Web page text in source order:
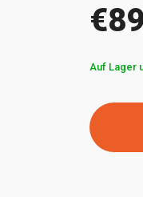
Auf Lager